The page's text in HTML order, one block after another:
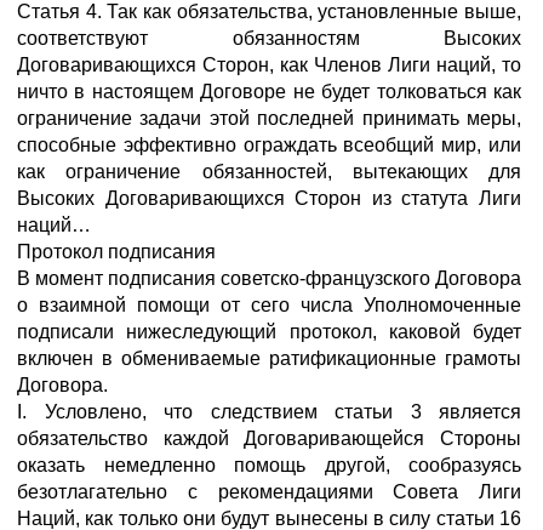
Статья 4. Так как обязательства, установленные выше,
соответствуют обязанностям Высоких
Договаривающихся Сторон, как Членов Лиги наций, то
ничто в настоящем Договоре не будет толковаться как
ограничение задачи этой последней принимать меры,
способные эффективно ограждать всеобщий мир, или
как ограничение обязанностей, вытекающих для
Высоких Договаривающихся Сторон из статута Лиги
наций…
Протокол подписания
В момент подписания советско-французского Договора
о взаимной помощи от сего числа Уполномоченные
подписали нижеследующий протокол, каковой будет
включен в обмениваемые ратификационные грамоты
Договора.
I. Условлено, что следствием статьи 3 является
обязательство каждой Договаривающейся Стороны
оказать немедленно помощь другой, сообразуясь
безотлагательно с рекомендациями Совета Лиги
Наций, как только они будут вынесены в силу статьи 16